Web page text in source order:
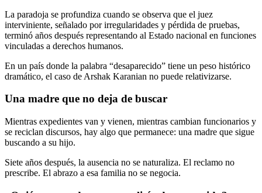
La paradoja se profundiza cuando se observa que el juez
interviniente, señalado por irregularidades y pérdida de pruebas,
terminó años después representando al Estado nacional en funciones
vinculadas a derechos humanos.
En un país donde la palabra “desaparecido” tiene un peso histórico
dramático, el caso de Arshak Karanian no puede relativizarse.
Una madre que no deja de buscar
Mientras expedientes van y vienen, mientras cambian funcionarios y
se reciclan discursos, hay algo que permanece: una madre que sigue
buscando a su hijo.
Siete años después, la ausencia no se naturaliza. El reclamo no
prescribe. El abrazo a esa familia no se negocia.